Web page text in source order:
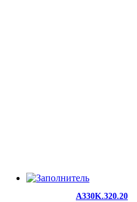
A330K.320.20